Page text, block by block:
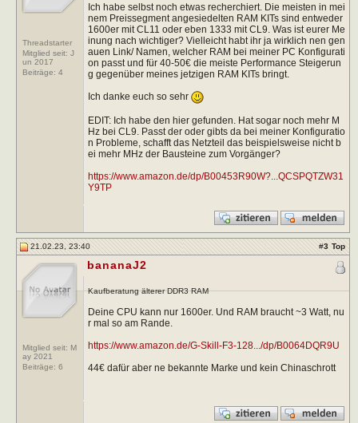
Threadstarter
Mitglied seit: J
un 2017
Beiträge: 4
Ich habe selbst noch etwas recherchiert. Die meisten in mei
nem Preissegment angesiedelten RAM KITs sind entweder
1600er mit CL11 oder eben 1333 mit CL9. Was ist eurer Me
inung nach wichtiger? Vielleicht habt ihr ja wirklich nen gen
auen Link/ Namen, welcher RAM bei meiner PC Konfigurati
on passt und für 40-50€ die meiste Performance Steigerun
g gegenüber meines jetzigen RAM KITs bringt.
Ich danke euch so sehr
EDIT: Ich habe den hier gefunden. Hat sogar noch mehr M
Hz bei CL9. Passt der oder gibts da bei meiner Konfiguratio
n Probleme, schafft das Netzteil das beispielsweise nicht b
ei mehr MHz der Bausteine zum Vorgänger?
https://www.amazon.de/dp/B00453R90W?...QCSPQTZW31
Y9TP
21.02.23, 23:40 #3 Top
Mitglied seit: M
ay 2021
Beiträge: 6
bananaJ2
Kaufberatung älterer DDR3 RAM
Deine CPU kann nur 1600er. Und RAM braucht ~3 Watt, nu
r mal so am Rande.
https://www.amazon.de/G-Skill-F3-128.../dp/B0064DQR9U
44€ dafür aber ne bekannte Marke und kein Chinaschrott